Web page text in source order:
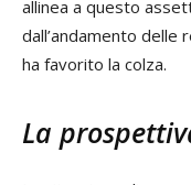
allinea a questo
dall’andamento delle
ha favorito la colza.
La